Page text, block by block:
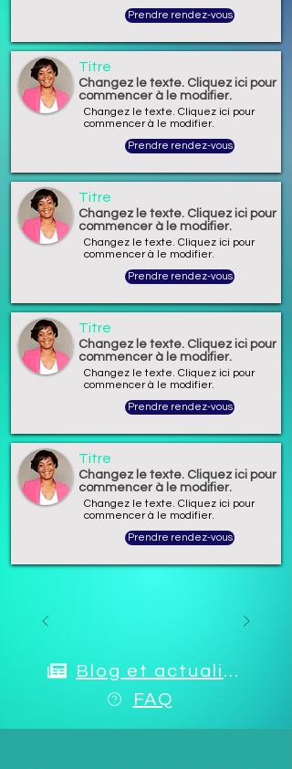
Prendre rendez-vous
Titre
Changez le texte. Cliquez ici pour
commencer à le modifier.
Changez le texte. Cliquez ici pour
commencer à le modifier.
Prendre rendez-vous
Titre
Changez le texte. Cliquez ici pour
commencer à le modifier.
Changez le texte. Cliquez ici pour
commencer à le modifier.
Prendre rendez-vous
Titre
Changez le texte. Cliquez ici pour
commencer à le modifier.
Changez le texte. Cliquez ici pour
commencer à le modifier.
Prendre rendez-vous
Titre
Changez le texte. Cliquez ici pour
commencer à le modifier.
Changez le texte. Cliquez ici pour
commencer à le modifier.
Prendre rendez-vous
Blog et actualités
FAQ